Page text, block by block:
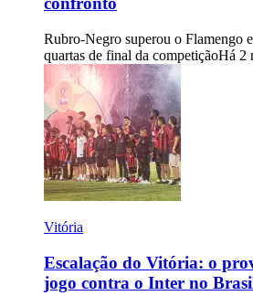
Rubro-Negro superou o Flamengo
quartas de final da competiçãoHá 2
Vitória
Escalação do Vitória: o
jogo contra o Inter no